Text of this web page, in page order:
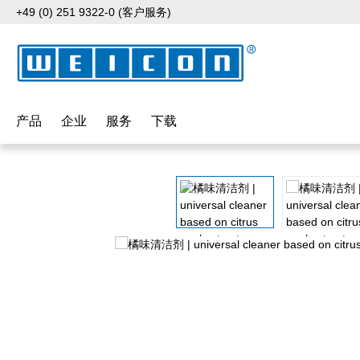
to main content
Skip to search
Skip to main navigation
+49 (0) 251 9322-0 (客户服务)
产品 企业 服务 下载